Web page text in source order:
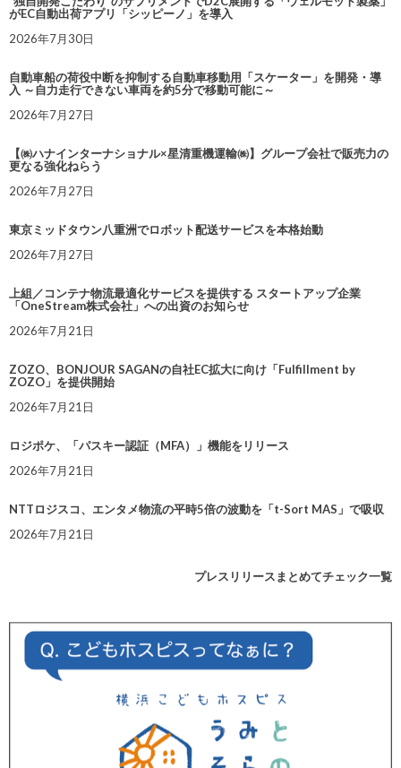
がEC自動出荷アプリ「シッピーノ」を導入
2026年7月30日
自動車船の荷役中断を抑制する自動車移動用「スケーター」を開発・導
入 ～自力走行できない車両を約5分で移動可能に～
2026年7月27日
【㈱ハナインターナショナル×星清重機運輸㈱】グループ会社で販売力の
更なる強化ねらう
2026年7月27日
東京ミッドタウン八重洲でロボット配送サービスを本格始動
2026年7月27日
上組／コンテナ物流最適化サービスを提供する スタートアップ企業
「OneStream株式会社」への出資のお知らせ
2026年7月21日
ZOZO、BONJOUR SAGANの自社EC拡大に向け「Fulfillment by
ZOZO」を提供開始
2026年7月21日
ロジポケ、「パスキー認証（MFA）」機能をリリース
2026年7月21日
NTTロジスコ、エンタメ物流の平時5倍の波動を「t-Sort MAS」で吸収
2026年7月21日
プレスリリースまとめてチェック一覧